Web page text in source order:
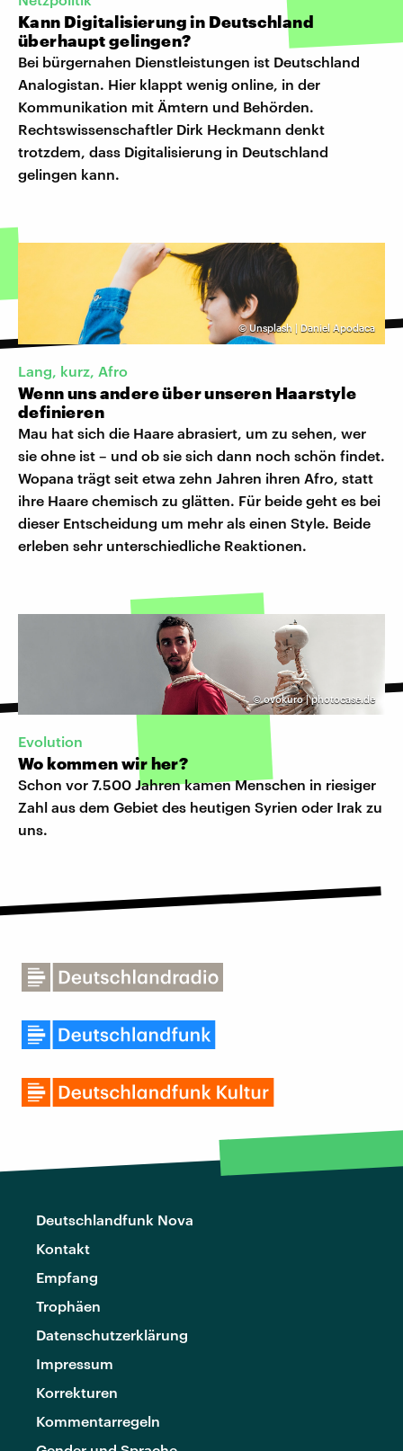
Kann Digitalisierung in Deutschland
überhaupt gelingen?
Bei bürgernahen Dienstleistungen ist Deutschland
Analogistan. Hier klappt wenig online, in der
Kommunikation mit Ämtern und Behörden.
Rechtswissenschaftler Dirk Heckmann denkt
trotzdem, dass Digitalisierung in Deutschland
gelingen kann.
© Unsplash | Daniel Apodaca
Lang, kurz, Afro
Wenn uns andere über unseren Haarstyle
definieren
Mau hat sich die Haare abrasiert, um zu sehen, wer
sie ohne ist – und ob sie sich dann noch schön findet.
Wopana trägt seit etwa zehn Jahren ihren Afro, statt
ihre Haare chemisch zu glätten. Für beide geht es bei
dieser Entscheidung um mehr als einen Style. Beide
erleben sehr unterschiedliche Reaktionen.
©ovokuro | photocase.de
Evolution
Wo kommen wir her?
Schon vor 7.500 Jahren kamen Menschen in riesiger
Zahl aus dem Gebiet des heutigen Syrien oder Irak zu
uns.
Deutschlandfunk Nova
Kontakt
Empfang
Trophäen
Datenschutzerklärung
Impressum
Korrekturen
Kommentarregeln